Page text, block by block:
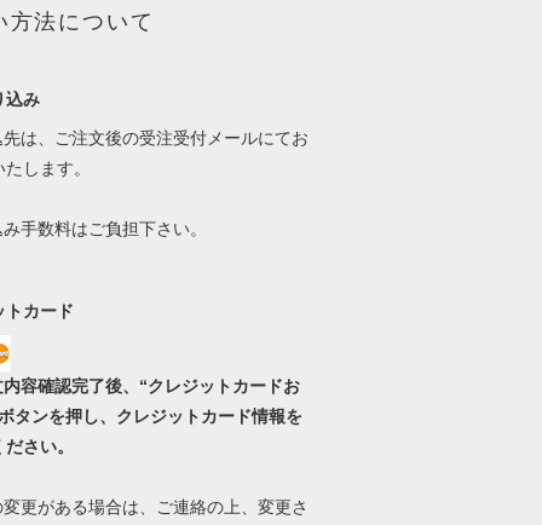
方法について
込み
は、ご注文後の受注受付メールにてお
します。
手数料はご負担下さい。
トカード
内容確認完了後、“クレジットカードお
タンを押し、クレジットカード情報を
さい。
更がある場合は、ご連絡の上、変更さ